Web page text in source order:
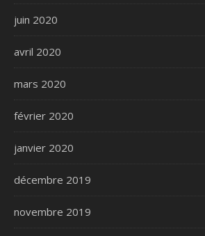
juin 2020
avril 2020
mars 2020
février 2020
janvier 2020
décembre 2019
novembre 2019